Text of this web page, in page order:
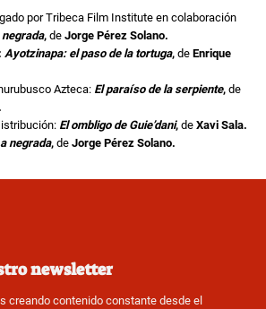
por Tribeca Film Institute en colaboración
negrada, de Jorge Pérez Solano.
: Ayotzinapa: el paso de la tortuga, de Enrique
Azteca: El paraíso de la serpiente, de
El ombligo de Guie’dani, de Xavi Sala.
negrada, de Jorge Pérez Solano.
newsletter
creando contenido constante desde el